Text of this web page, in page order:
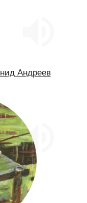
Андреев